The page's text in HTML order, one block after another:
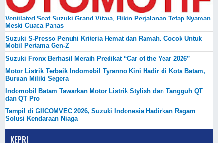
Ventilated Seat Suzuki Grand Vitara, Bikin Perjalanan Tetap Nyaman
Meski Cuaca Panas
Suzuki S-Presso Penuhi Kriteria Hemat dan Ramah, Cocok Untuk
Mobil Pertama Gen-Z
Suzuki Fronx Berhasil Meraih Predikat “Car of the Year 2026”
Motor Listrik Terbaik Indomobil Tyranno Kini Hadir di Kota Batam,
Buruan Miliki Segera
Indomobil Batam Tawarkan Motor Listrik Stylish dan Tangguh QT
dan QT Pro
Tampil di GIICOMVEC 2026, Suzuki Indonesia Hadirkan Ragam
Solusi Kendaraan Niaga
KEPRI